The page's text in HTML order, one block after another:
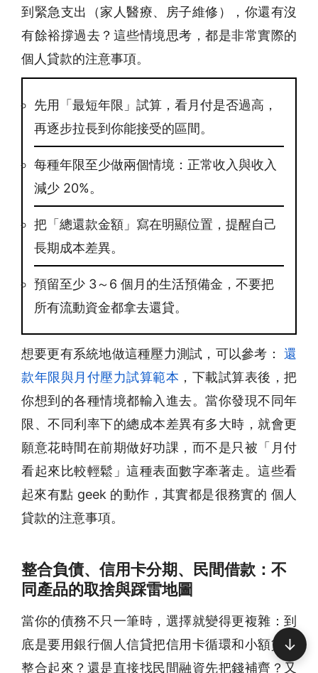
到緊急支出（家人醫療、房子維修），你還有沒
有餘裕撐過去？這些情境思考，都是非常實際的
個人貸款的注意事項。
先用「最短年限」試算，看月付是否過高，
再逐步拉長到你能接受的區間。
每種年限至少做兩個情境：正常收入與收入
減少 20%。
把「總還款金額」寫在明顯位置，提醒自己
長期成本差異。
預留至少 3～6 個月的生活預備金，不要把
所有流動資金都拿去還貸。
想要更有系統地做這種壓力測試，可以參考：
還
款年限與月付壓力試算範本 ，下載試算表後，把
你想到的各種情境都輸入進去。當你發現不同年
限、不同利率下的總成本差異有多大時，就會更
願意花時間在前期做好功課，而不是只被「月付
看起來比較輕鬆」這種表面數字牽著走。這些看
起來有點 geek 的動作，其實都是很務實的 個人
貸款的注意事項。
整合負債、信用卡分期、民間借款：不
同產品的取捨與踩雷地圖
當你的債務不只一筆時，選擇就變得更複雜：到
底是要用銀行個人信貸把信用卡循環和小額貸款
整合起來？還是直接找民間融資先把錢補齊？又
↓